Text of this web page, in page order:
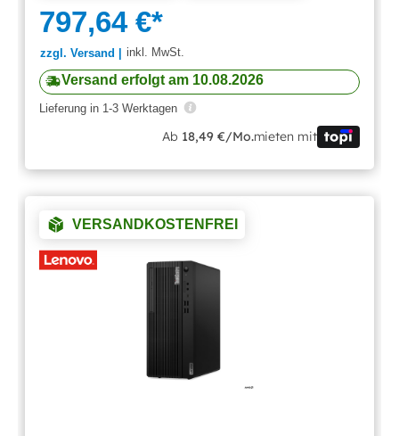
797,64 €*
zzgl. Versand | inkl. MwSt.
Versand erfolgt am 10.08.2026
Lieferung in 1-3 Werktagen
Ab 18,49 €/Mo.mieten mit
VERSANDKOSTENFREI